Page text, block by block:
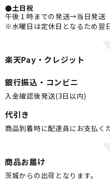
●土日祝
午後１時までの発送→当日発送
※水曜日は定休日となるため翌
楽天Pay・クレジット
銀行振込・コンビニ
入金確認後発送(3日以内)
代引き
商品到着時に配達員にお支払く
商品お届け
茨城からの出荷となります。